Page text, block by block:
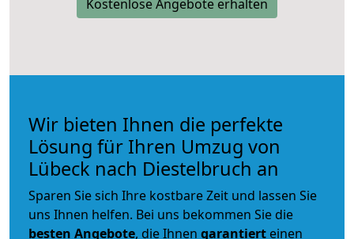
Kostenlose Angebote erhalten
Wir bieten Ihnen die perfekte
Lösung für Ihren Umzug von
Lübeck nach Diestelbruch an
Sparen Sie sich Ihre kostbare Zeit und lassen Sie
uns Ihnen helfen. Bei uns bekommen Sie die
besten Angebote, die Ihnen garantiert einen